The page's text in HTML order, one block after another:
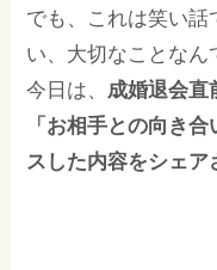
でも、これは笑い話
い、大切なことなん
今日は、 成婚退会直
「お相手との向き
スした内容をシェア